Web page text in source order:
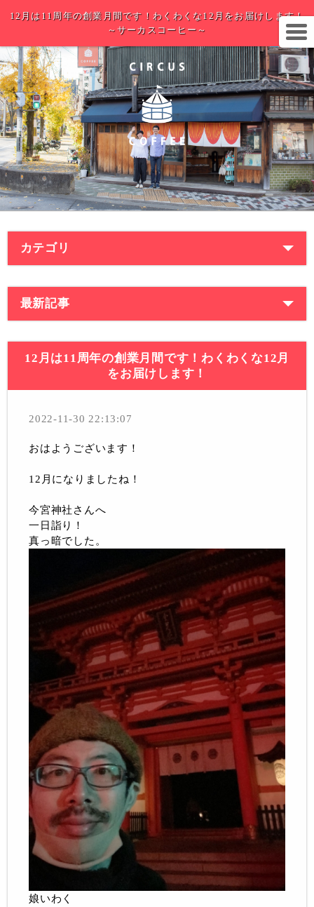
12月は11周年の創業月間です！わくわくな12月をお届けします！
～サーカスコーヒー～
カテゴリ
最新記事
12月は11周年の創業月間です！わくわくな12月
をお届けします！
2022-11-30 22:13:07
おはようございます！
12月になりましたね！
今宮神社さんへ
一日詣り！
真っ暗でした。
娘いわく